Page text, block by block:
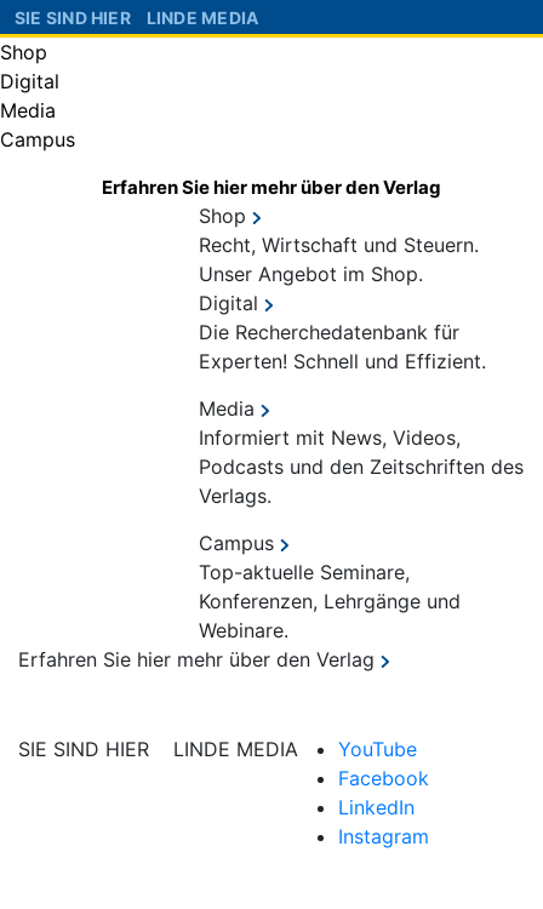
SIE SIND HIER LINDE MEDIA
Shop
Digital
Media
Campus
Erfahren Sie hier mehr über den Verlag
Shop
Recht, Wirtschaft und Steuern.
Unser Angebot im Shop.
Digital
Die Recherchedatenbank für
Experten! Schnell und Effizient.
Media
Informiert mit News, Videos,
Podcasts und den Zeitschriften des
Verlags.
Campus
Top-aktuelle Seminare,
Konferenzen, Lehrgänge und
Webinare.
Erfahren Sie hier mehr über den Verlag
SIE SIND HIER LINDE MEDIA
YouTube
Facebook
LinkedIn
Instagram